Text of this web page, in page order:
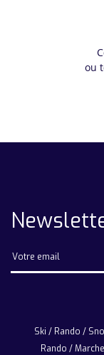
ou
Ski / Rando /
Rando /